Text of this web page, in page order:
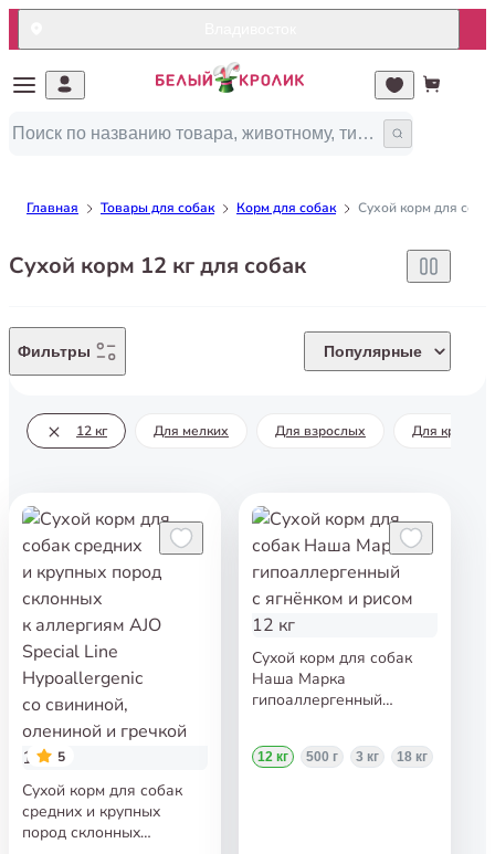
Главная Товары для собак Корм для собак Сухой корм для
Сухой корм 12 кг для собак
Фильтры Популярные
12 кг Для мелких Для взрослых Для крупных
5
Сухой корм для собак
средних и крупных
пород склонных
Сухой корм для собак
Наша Марка
гипоаллергенный
12 кг 500 г 3 кг 18 кг